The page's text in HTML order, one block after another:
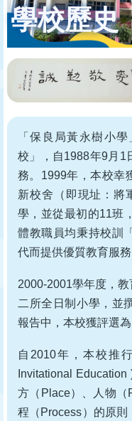
學校歷史
「保良局黃永樹小
校」，自1988年9月1
務。1999年，本校幸
新校舍（即現址：將
學，並從最初的11班
體教職員均秉持校訓
代而提供優質教育服
2000-2001學年度，
二所全日制小學，並
報告中，本校獲評選
自2010年，本校推
Invitational
方（Place）、人物（
程（Process）的原則